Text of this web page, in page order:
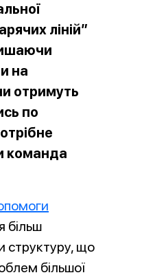
ліній”
на
отримуть
по
команда
більш
структуру, що
більшої